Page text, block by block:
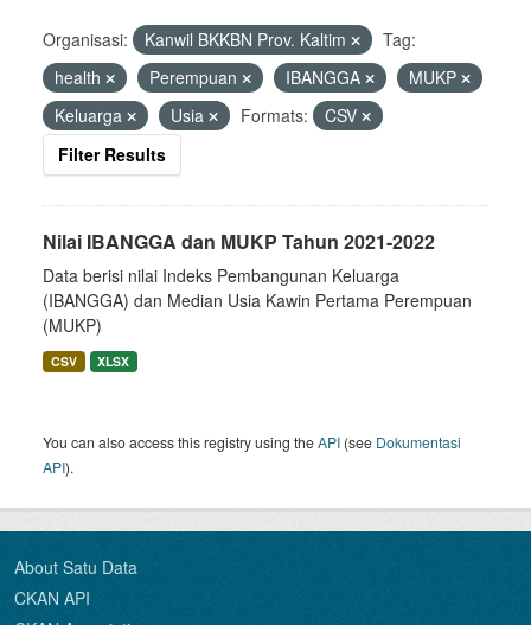
Organisasi: Kanwil BKKBN Prov. Kaltim
Tag:
health
Perempuan IBANGGA
MUKP
Keluarga
Usia Formats:
CSV
Filter Results
Nilai IBANGGA dan MUKP Tahun 2021-2022
Data berisi nilai Indeks Pembangunan Keluarga
(IBANGGA) dan Median Usia Kawin Pertama Perempuan
(MUKP)
CSV XLSX
You can also access this registry using theAPI (see Dokumentasi
API).
About Satu Data
CKAN API